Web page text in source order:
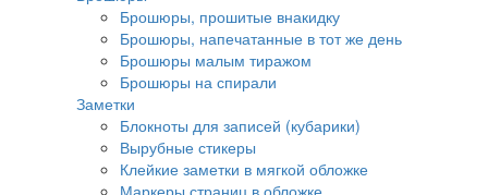
Брошюры, прошитые внакидку
Брошюры, напечатанные в тот же день
Брошюры малым тиражом
Брошюры на спирали
Заметки
Блокноты для записей (кубарики)
Вырубные стикеры
Клейкие заметки в мягкой обложке
Маркеры страниц в обложке